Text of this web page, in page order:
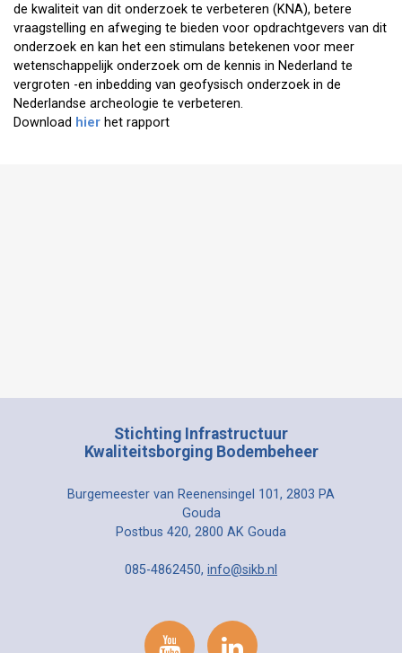
de kwaliteit van dit onderzoek te verbeteren (KNA), betere
vraagstelling en afweging te bieden voor opdrachtgevers van dit
onderzoek en kan het een stimulans betekenen voor meer
wetenschappelijk onderzoek om de kennis in Nederland te
vergroten -en inbedding van geofysisch onderzoek in de
Nederlandse archeologie te verbeteren.
Download hier het rapport
Stichting Infrastructuur
Kwaliteitsborging Bodembeheer
Burgemeester van Reenensingel 101, 2803 PA
Gouda
Postbus 420, 2800 AK Gouda
085-4862450, info@sikb.nl